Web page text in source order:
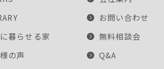
暮らせる家
の声
お問い合わせ
無料相談会
Q&A